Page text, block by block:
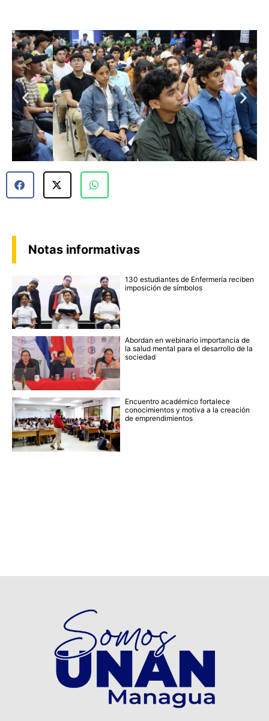
Notas informativas
130 estudiantes de Enfermería reciben
imposición de símbolos
Abordan en webinario importancia de
la salud mental para el desarrollo de la
sociedad
Encuentro académico fortalece
conocimientos y motiva a la creación
de emprendimientos